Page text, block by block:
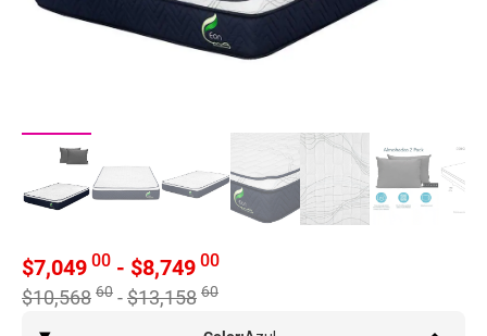
$7,049 00 - $8,749 00
$10,568 60 -$13,158 60